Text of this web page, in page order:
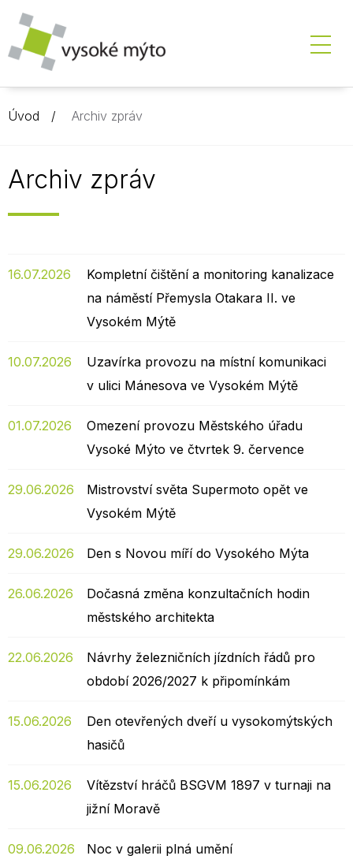
Úvod Archiv zpráv
Archiv zpráv
16.07.2026
Kompletní čištění a monitoring kanalizace
na náměstí Přemysla Otakara II. ve
Vysokém Mýtě
10.07.2026
Uzavírka provozu na místní komunikaci
v ulici Mánesova ve Vysokém Mýtě
01.07.2026
Omezení provozu Městského úřadu
Vysoké Mýto ve čtvrtek 9. července
29.06.2026
Mistrovství světa Supermoto opět ve
Vysokém Mýtě
29.06.2026 Den s Novou míří do Vysokého Mýta
26.06.2026
Dočasná změna konzultačních hodin
městského architekta
22.06.2026
Návrhy železničních jízdních řádů pro
období 2026/2027 k připomínkám
15.06.2026
Den otevřených dveří u vysokomýtských
hasičů
15.06.2026
Vítězství hráčů BSGVM 1897 v turnaji na
jižní Moravě
09.06.2026 Noc v galerii plná umění